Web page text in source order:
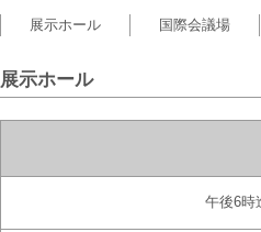
展示ホール 国際会議場
展示ホール
午後6